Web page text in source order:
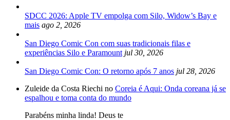
SDCC 2026: Apple TV empolga com Silo, Widow’s Bay e
mais ago 2, 2026
San Diego Comic Con com suas tradicionais filas e
experiências Silo e Paramount jul 30, 2026
San Diego Comic Con: O retorno após 7 anos jul 28, 2026
Zuleide da Costa Riechi no Coreia é Aqui: Onda coreana já se
espalhou e toma conta do mundo
Parabéns minha linda! Deus te